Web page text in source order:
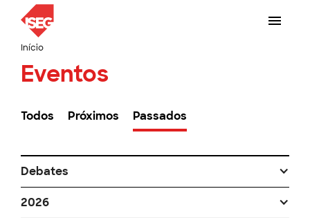
Início
Eventos
Todos Próximos Passados
Debates
2026